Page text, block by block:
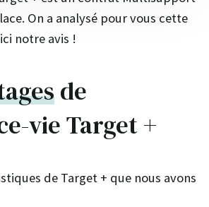
On a analysé pour vous cette
notre avis !
de
vie Target +
de Target + que nous avons